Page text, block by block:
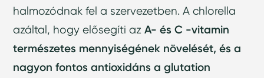
halmozódnak fel a szervezetben. A chlorella
azáltal, hogy elősegíti azA- és C -vitamin
természetes mennyiségének növelését, és a
nagyon fontos antioxidáns a glutation